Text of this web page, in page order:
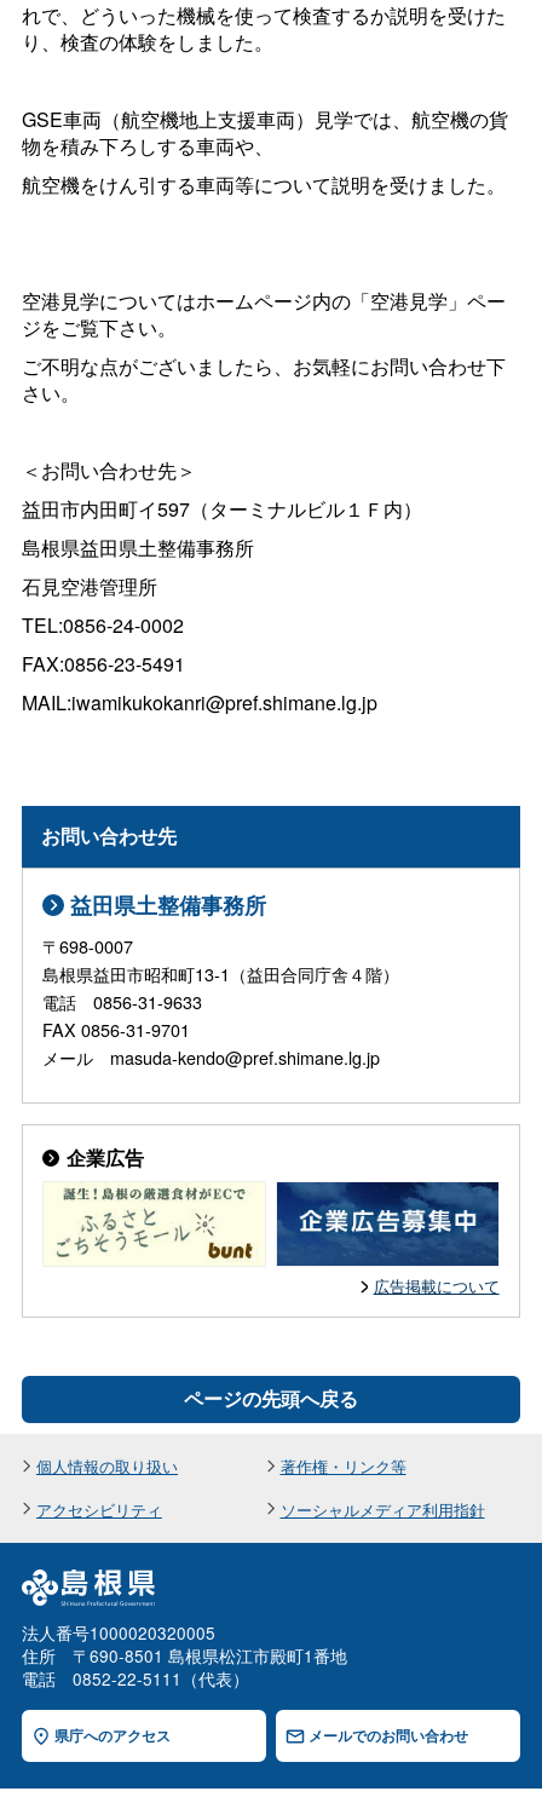
れで、どういった機械を使って検査するか説明を受けた
り、検査の体験をしました。
GSE車両（航空機地上支援車両）見学では、航空機の貨
物を積み下ろしする車両や、
航空機をけん引する車両等について説明を受けました。
空港見学についてはホームページ内の「空港見学」ペー
ジをご覧下さい。
ご不明な点がございましたら、お気軽にお問い合わせ下
さい。
＜お問い合わせ先＞
益田市内田町イ597（ターミナルビル１Ｆ内）
島根県益田県土整備事務所
石見空港管理所
TEL:0856-24-0002
FAX:0856-23-5491
MAIL:iwamikukokanri@pref.shimane.lg.jp
お問い合わせ先
益田県土整備事務所
〒698-0007
島根県益田市昭和町13-1（益田合同庁舎４階）
電話 0856-31-9633
FAX 0856-31-9701
メール masuda-kendo@pref.shimane.lg.jp
企業広告
広告掲載について
ページの先頭へ戻る
個人情報の取り扱い
著作権・リンク等
アクセシビリティ
ソーシャルメディア利用指針
法人番号1000020320005
住所 〒690-8501 島根県松江市殿町1番地
電話 0852-22-5111（代表）
県庁へのアクセス メールでのお問い合わせ